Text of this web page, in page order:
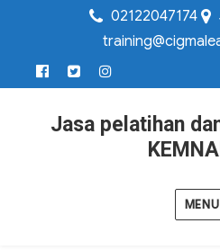
02122047174
Jasa pelatihan
MENU